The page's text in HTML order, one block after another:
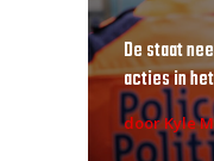
De staat
acties in
door Kyle